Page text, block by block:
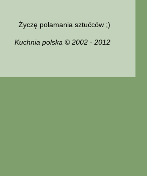
Życzę połamania sztućców ;)
Kuchnia polska © 2002 - 2012